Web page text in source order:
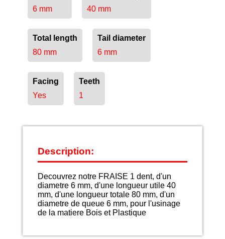
6 mm
40 mm
Total length
80 mm
Tail diameter
6 mm
Facing
Yes
Teeth
1
Description:
Decouvrez notre FRAISE 1 dent, d'un
diametre 6 mm, d'une longueur utile 40
mm, d'une longueur totale 80 mm, d'un
diametre de queue 6 mm, pour l'usinage
de la matiere Bois et Plastique